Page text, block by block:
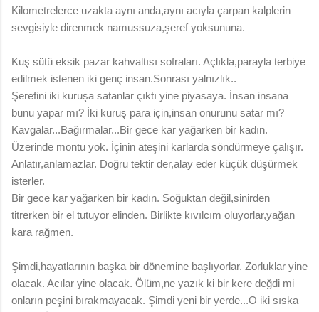
Kilometrelerce uzakta aynı anda,aynı acıyla çarpan kalplerin
sevgisiyle direnmek namussuza,şeref yoksununa.
Kuş sütü eksik pazar kahvaltısı sofraları. Açlıkla,parayla terbiye
edilmek istenen iki genç insan.Sonrası yalnızlık..
Şerefini iki kuruşa satanlar çıktı yine piyasaya. İnsan insana
bunu yapar mı? İki kuruş para için,insan onurunu satar mı?
Kavgalar...Bağırmalar...Bir gece kar yağarken bir kadın.
Üzerinde montu yok. İçinin ateşini karlarda söndürmeye çalışır.
Anlatır,anlamazlar. Doğru tektir der,alay eder küçük düşürmek
isterler.
Bir gece kar yağarken bir kadın. Soğuktan değil,sinirden
titrerken bir el tutuyor elinden. Birlikte kıvılcım oluyorlar,yağan
kara rağmen.
Şimdi,hayatlarının başka bir dönemine başlıyorlar. Zorluklar yine
olacak. Acılar yine olacak. Ölüm,ne yazık ki bir kere değdi mi
onların peşini bırakmayacak. Şimdi yeni bir yerde...O iki sıska